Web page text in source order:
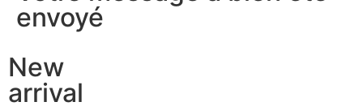
envoyé
New
arrival